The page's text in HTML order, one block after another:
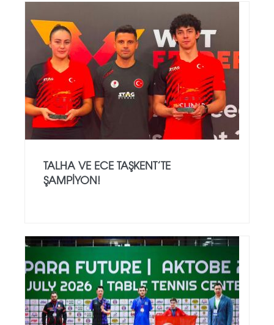
TALHA VE ECE TAŞKENT’TE
ŞAMPIYON!